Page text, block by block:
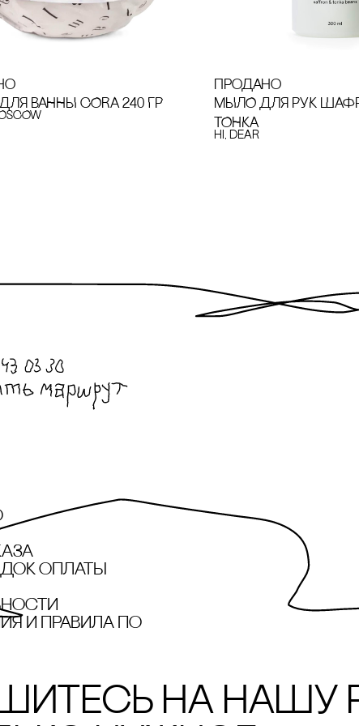
ВАННЫ CORA 240 ГР
продано
МЫЛО ДЛЯ РУК
ТОНКА
hi, dear
оплаты
и правила по
на нашу